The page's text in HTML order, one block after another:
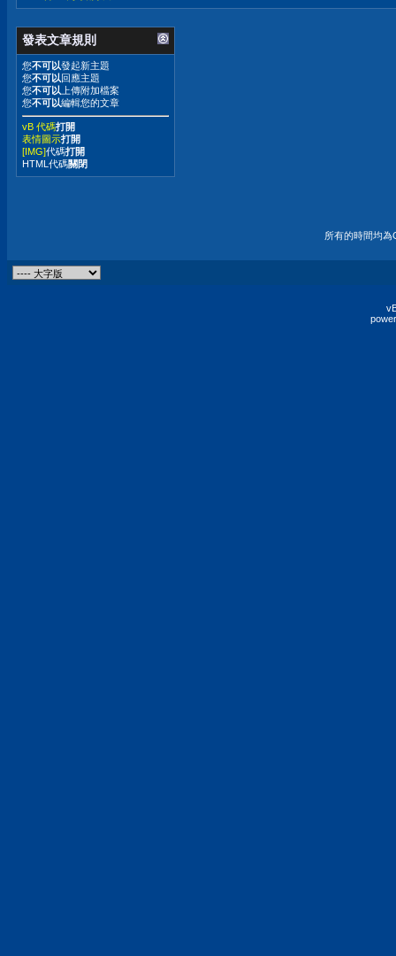
發表文章規則
您不可以發起新主題
您不可以 回應主題
您不可以 上傳附加檔案
您不可以編輯您的文章
vB 代碼打開
表情圖示打開
[IMG]代碼打開
HTML代碼關閉
所有的時間均為